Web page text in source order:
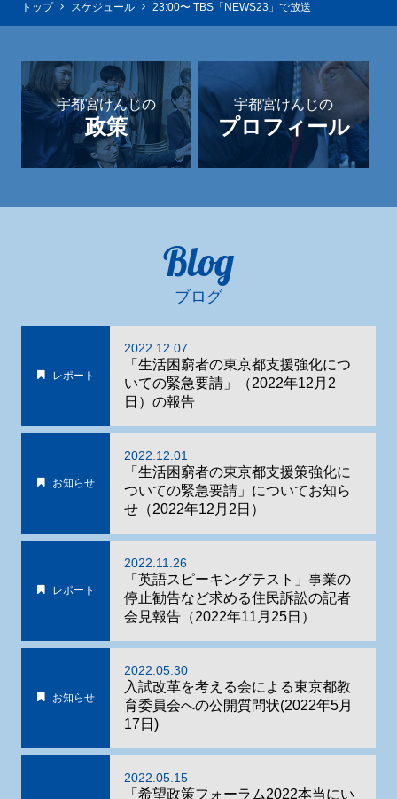
トップ スケジュール 23:00〜 TBS「NEWS23」で放送
宇都宮けんじの
政策
宇都宮けんじの
プロフィール
Blog
ブログ
レポート
2022.12.07
「生活困窮者の東京都支援強化につ
いての緊急要請」（2022年12月2
日）の報告
お知らせ
2022.12.01
「生活困窮者の東京都支援策強化に
ついての緊急要請」についてお知ら
せ（2022年12月2日）
レポート
2022.11.26
「英語スピーキングテスト」事業の
停止勧告など求める住民訴訟の記者
会見報告（2022年11月25日）
お知らせ
2022.05.30
入試改革を考える会による東京都教
育委員会への公開質問状(2022年5月
17日)
2022.05.15
「希望政策フォーラム2022本当にい